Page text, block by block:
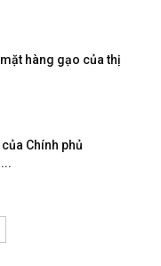
hàng gạo của thị
Chính phủ